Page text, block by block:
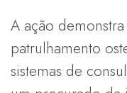
A ação
patrulhamento
sistemas de